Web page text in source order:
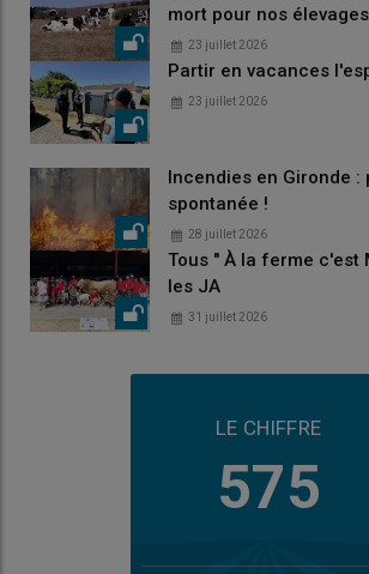
mort pour nos
23 juillet 2026
Partir en vacances
23 juillet 2026
Incendies en Gironde :
spontanée !
28 juillet 2026
Tous " À la ferme c'est
les JA
31 juillet 2026
LE CHIFFRE
575